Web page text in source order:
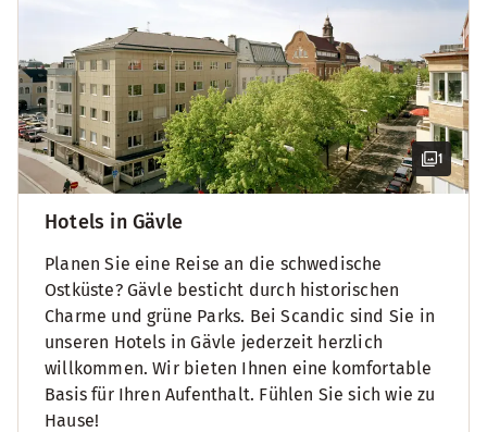
1
Hotels in Gävle
Planen Sie eine Reise an die schwedische
Ostküste? Gävle besticht durch historischen
Charme und grüne Parks. Bei Scandic sind Sie in
unseren Hotels in Gävle jederzeit herzlich
willkommen. Wir bieten Ihnen eine komfortable
Basis für Ihren Aufenthalt. Fühlen Sie sich wie zu
Hause!